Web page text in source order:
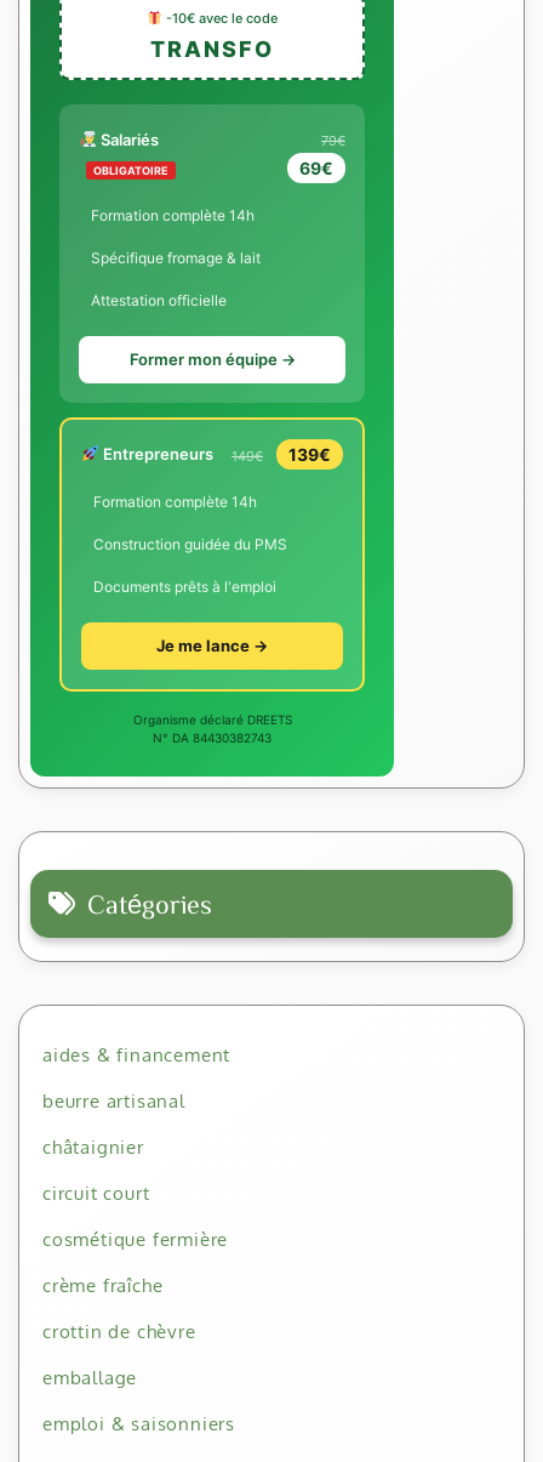
-10€ avec le code
TRANSFO
Salariés
OBLIGATOIRE
79€
69€
Formation complète 14h
Spécifique fromage & lait
Attestation officielle
Former mon équipe →
Entrepreneurs 149€ 139€
Formation complète 14h
Construction guidée du PMS
Documents prêts à l'emploi
Je me lance →
Organisme déclaré DREETS
N° DA 84430382743
Catégories
aides & financement
beurre artisanal
châtaignier
circuit court
cosmétique fermière
crème fraîche
crottin de chèvre
emballage
emploi & saisonniers